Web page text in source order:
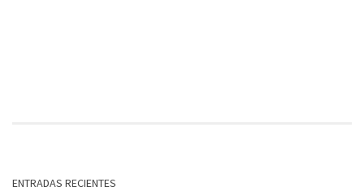
ENTRADAS RECIENTES